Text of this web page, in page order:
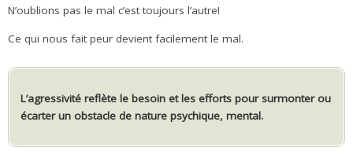
N’oublions pas le mal c’est toujours l’autre!
Ce qui nous fait peur devient facilement le mal.
L’agressivité reflète le besoin et les efforts pour surmonter ou
écarter un obstacle de nature psychique, mental.